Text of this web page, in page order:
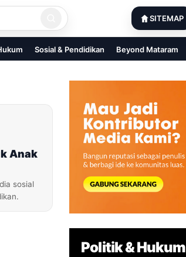
SITEMAP
Sosial & Pendidikan Beyond Mataram
Anak
sosial
Politik & Hukum